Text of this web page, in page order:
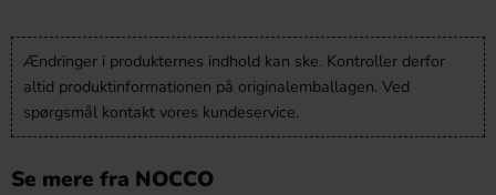
Ændringer i produkternes indhold kan ske. Kontroller derfor
altid produktinformationen på originalemballagen. Ved
spørgsmål kontakt vores kundeservice.
Se mere fra NOCCO